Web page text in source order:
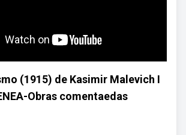
(1915) de Kasimir Malevich I
Obras comentaedas